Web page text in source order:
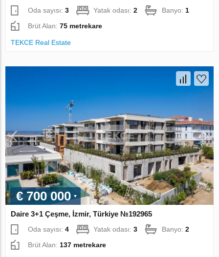
Oda sayısı:3 Yatak odası:2 Banyo: 1
Brüt Alan:75 metrekare
TEKCE Real Estate
€ 700 000
Daire 3+1 Çeşme, İzmir, Türkiye №192965
Oda sayısı:4 Yatak odası:3 Banyo:2
Brüt Alan: 137 metrekare